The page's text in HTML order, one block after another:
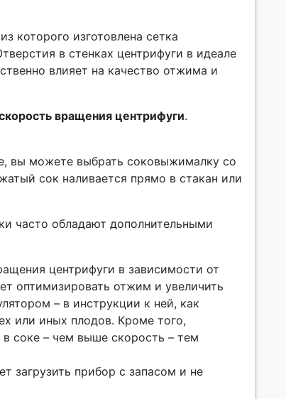
которого изготовлена сетка
в стенках центрифуги в идеале
влияет на качество отжима и
вращения центрифуги.
вы можете выбрать соковыжималку со
сок наливается прямо в стакан или
часто обладают дополнительными
центрифуги в зависимости от
оптимизировать отжим и увеличить
– в инструкции к ней, как
или иных плодов. Кроме того,
соке – чем выше скорость – тем
загрузить прибор с запасом и не